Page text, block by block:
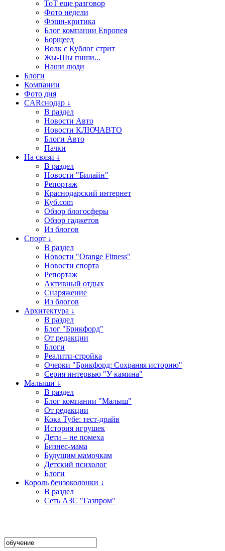
ТоТ еще разговор
Фото недели
Фэшн-критика
Блог компании Европея
Борщеед
Волк с Кублог стрит
Жы-Шы пиши...
Наши люди
Блоги
Компании
Фото дня
CARснодар ↓
В раздел
Новости Авто
Новости КЛЮЧАВТО
Блоги Авто
Пачки
На связи ↓
В раздел
Новости "Билайн"
Репортаж
Краснодарский интернет
Куб.com
Обзор блогосферы
Обзор гаджетов
Из блогов
Спорт ↓
В раздел
Новости "Orange Fitness"
Новости спорта
Репортаж
Активный отдых
Снаряжение
Из блогов
Архитектура ↓
В раздел
Блог "Брикфорд"
От редакции
Блоги
Реалити-стройка
Очерки "Брикфорд: Сохраняя историю"
Серия интервью "У камина"
Малыши ↓
В раздел
Блог компании "Малыш"
От редакции
Кока Тубе: тест-драйв
История игрушек
Дети – не помеха
Бизнес-мама
Будущим мамочкам
Детский психолог
Блоги
Король бензоколонки ↓
В раздел
Сеть АЗС "Газпром"